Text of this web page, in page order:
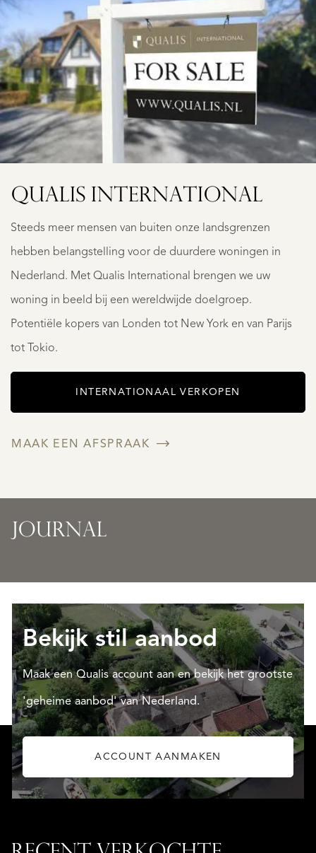
QUALIS INTERNATIONAL
Steeds meer mensen van buiten onze landsgrenzen
hebben belangstelling voor de duurdere woningen in
Nederland. Met Qualis International brengen we uw
woning in beeld bij een wereldwijde doelgroep.
Potentiële kopers van Londen tot New York en van Parijs
tot Tokio.
INTERNATIONAAL VERKOPEN
MAAK EEN AFSPRAAK
JOURNAL
Uw
zien
wat
er
kan
ontstaan.
LEES
MEER
aan
boord
van een
LEES
Bekijk stil aanbod
Maak een Qualis account aan en bekijk het grootste
'geheime aanbod' van Nederland.
ACCOUNT AANMAKEN
AANBOD